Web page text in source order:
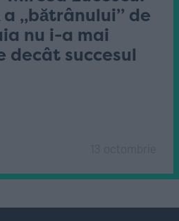
„bătrânului” de
nu i-a mai
decât succesul